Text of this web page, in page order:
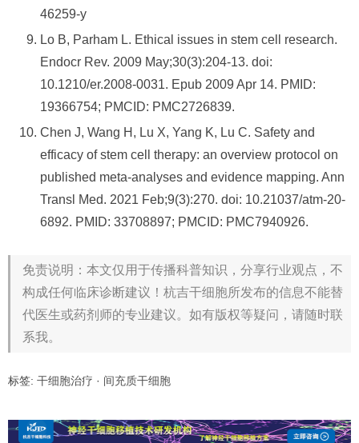
46259-y
Lo B, Parham L. Ethical issues in stem cell research.
Endocr Rev. 2009 May;30(3):204-13. doi:
10.1210/er.2008-0031. Epub 2009 Apr 14. PMID:
19366754; PMCID: PMC2726839.
Chen J, Wang H, Lu X, Yang K, Lu C. Safety and
efficacy of stem cell therapy: an overview protocol on
published meta-analyses and evidence mapping. Ann
Transl Med. 2021 Feb;9(3):270. doi: 10.21037/atm-20-
6892. PMID: 33708897; PMCID: PMC7940926.
免责说明：本文仅用于传播科普知识，分享行业观点，不
构成任何临床诊断建议！杭吉干细胞所发布的信息不能替
代医生或药剂师的专业建议。如有版权等疑问，请随时联
系我。
标签: 干细胞治疗 · 间充质干细胞